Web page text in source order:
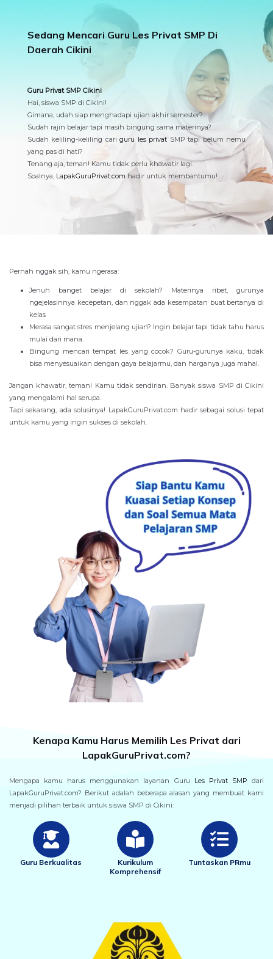
Sedang Mencari Guru Les Privat SMP Di
Daerah Cikini
Guru Privat SMP Cikini
Hai, siswa SMP di Cikini!
Gimana, udah siap menghadapi ujian akhir semester?
Sudah rajin belajar tapi masih bingung sama materinya?
Sudah keliling-keliling cariguru les privat SMP tapi belum nemu
yang pas di hati?
Tenang aja, teman! Kamu tidak perlu khawatir lagi.
Soalnya, LapakGuruPrivat.com hadir untuk membantumu!
Pernah nggak sih, kamu ngerasa:
Jenuh banget belajar di sekolah? Materinya ribet, gurunya
ngejelasinnya kecepetan, dan nggak ada kesempatan buat bertanya di
kelas
Merasa sangat stres menjelang ujian? Ingin belajar tapi tidak tahu harus
mulai dari mana.
Bingung mencari tempat les yang cocok? Guru-gurunya kaku, tidak
bisa menyesuaikan dengan gaya belajarmu, dan harganya juga mahal.
Jangan khawatir, teman! Kamu tidak sendirian. Banyak siswa SMP di Cikini
yang mengalami hal serupa.
Tapi sekarang, ada solusinya! LapakGuruPrivat.com hadir sebagai solusi tepat
untuk kamu yang ingin sukses di sekolah.
Kenapa Kamu Harus Memilih Les Privat dari
LapakGuruPrivat.com?
Mengapa kamu harus menggunakan layanan Guru Les Privat SMP dari
LapakGuruPrivat.com? Berikut adalah beberapa alasan yang membuat kami
menjadi pilihan terbaik untuk siswa SMP di Cikini:
Guru Berkualitas
Kurikulum
Komprehensif
Tuntaskan PRmu